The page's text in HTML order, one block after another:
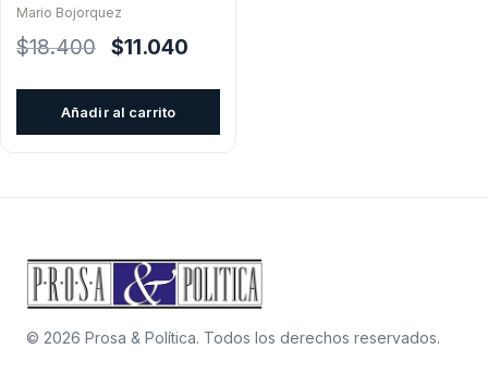
Mario Bojorquez
$18.400
El
$11.040
Añadir al carrito
© 2026 Prosa & Política. Todos los derechos reservados.